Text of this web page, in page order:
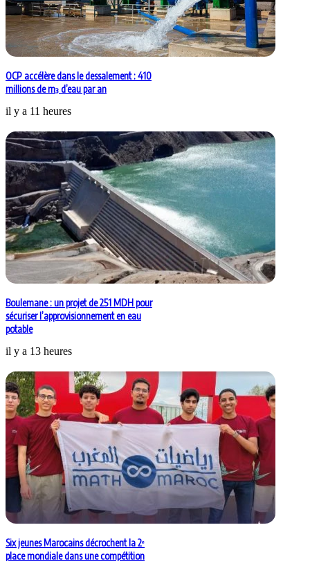
OCP accélère dans le dessalement : 410
millions de m³ d’eau par an
il y a 11 heures
Boulemane : un projet de 251 MDH pour
sécuriser l’approvisionnement en eau
potable
il y a 13 heures
Six jeunes Marocains décrochent la 2ᵉ
place mondiale dans une compétition